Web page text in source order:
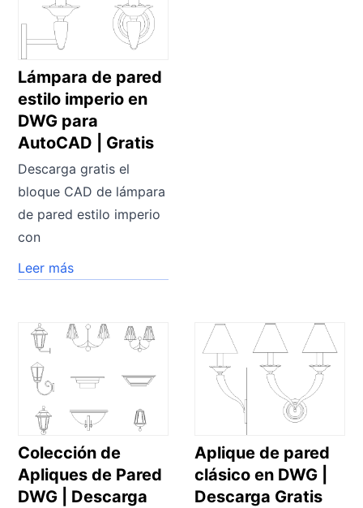
Lámpara de pared
estilo imperio en
DWG para
AutoCAD | Gratis
Descarga gratis el
bloque CAD de lámpara
de pared estilo imperio
con
Leer más
Colección de
Apliques de Pared
DWG | Descarga
Aplique de pared
clásico en DWG |
Descarga Gratis